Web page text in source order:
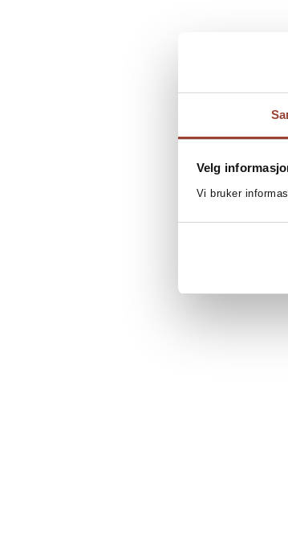
Velg
Vi bruker